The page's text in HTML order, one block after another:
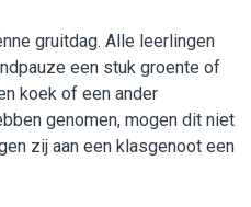
gruitdag. Alle leerlingen
een stuk groente of
koek of een ander
genomen, mogen dit niet
zij aan een klasgenoot een